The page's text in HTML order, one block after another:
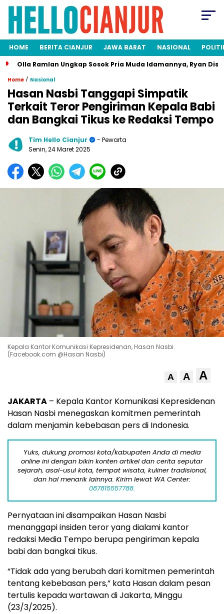
HOME BERITA CIANJUR JAWA BARAT NASIONAL
Olla Ramlan Ungkap Sosok Pria Muda Idamannya, Ryan
Home / Nasional
Hasan Nasbi Tanggapi Simpatik
Terkait Teror Pengiriman Kepala Babi
dan Bangkai Tikus ke Redaksi Tempo
Tim Hello Cianjur
- Pewarta
Senin, 24 Maret 2025
Kepala Kantor Komunikasi Kepresidenan, Hasan Nasbi.
(Facebook.com @Hasan Nasbi)
A A A
JAKARTA – Kepala Kantor Komunikasi Kepresidenan
Hasan Nasbi menegaskan komitmen pemerintah
dalam menjamin kebebasan pers di Indonesia.
Yuks, dukung promosi kota/kabupaten Anda di media
online ini dengan bikin konten artikel dan cerita seputar
sejarah, asal-usul kota, tempat wisata, kuliner tradisional,
dan hal menarik lainnya. Kirim lewat WA Center:
087815557788.
Pernyataan ini disampaikan Hasan Nasbi
menanggapi insiden teror yang dialami kantor
redaksi Media Tempo berupa pengiriman kepala
babi dan bangkai tikus.
“Tidak ada yang berubah dari komitmen pemerintah
tentang kebebasan pers,” kata Hasan dalam pesan
tertulis kepada wartawan di Jakarta, Minggu
(23/3/2025).